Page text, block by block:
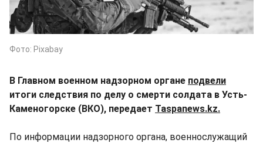
Фото: Pixabay
В Главном военном надзорном органе подвели
итоги следствия по делу о смерти солдата в Усть-
Каменогорске (ВКО), передает Taspanews.kz.
По информации надзорного органа, военнослужащий